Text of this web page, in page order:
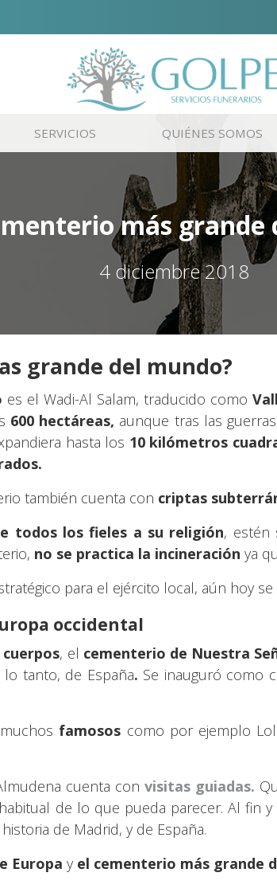
SERVICIOS QUIÉNES SOMOS
más grande
4 diciembre 2018
grande del mundo?
es el Wadi-Al Salam, traducido como
600 hectáreas, aunque tras las
hasta los 10 kilómetros
también cuenta con criptas
todos los fieles a su religión, estén
no se practica la incineración ya
para el ejército local, aún hoy
occidental
, el cementerio de Nuestra
tanto, de España. Se inauguró como
famosos como por ejemplo
cuenta con visitas guiadas.
de lo que pueda parecer. Al fin
de Madrid, y de España.
Europa y el cementerio más grande